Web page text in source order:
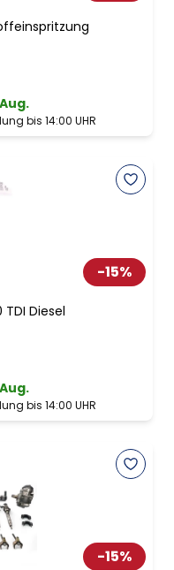
bis 14:00 UHR
-15%
Diesel
bis 14:00 UHR
-15%